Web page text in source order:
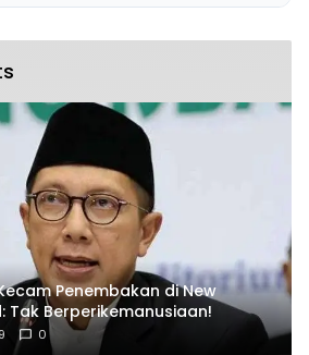
Penembakan di New
Tak Berperikemanusiaan!
0